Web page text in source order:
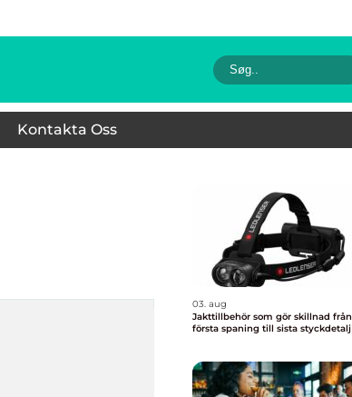
Kontakta Oss
03. aug
Jakttillbehör som gör skillnad från
första spaning till sista styckdetalj